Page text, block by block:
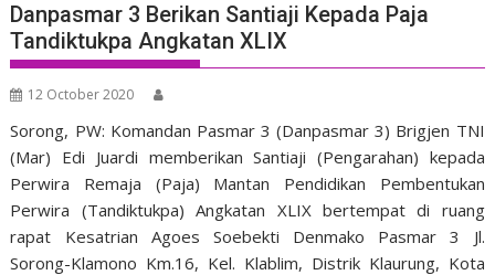
Danpasmar 3 Berikan Santiaji Kepada Paja
Tandiktukpa Angkatan XLIX
12 October 2020
Sorong, PW: Komandan Pasmar 3 (Danpasmar 3) Brigjen TNI
(Mar) Edi Juardi memberikan Santiaji (Pengarahan) kepada
Perwira Remaja (Paja) Mantan Pendidikan Pembentukan
Perwira (Tandiktukpa) Angkatan XLIX bertempat di ruang
rapat Kesatrian Agoes Soebekti Denmako Pasmar 3 Jl.
Sorong-Klamono Km.16, Kel. Klablim, Distrik Klaurung, Kota